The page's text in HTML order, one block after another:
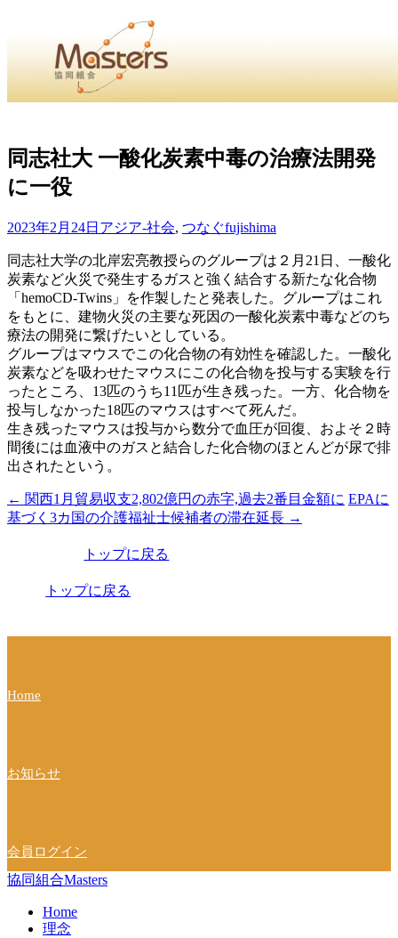
せ・
・Home・ ・理 念・ ・沿 革・ ・組織図・ ・会
協同組合Masters／
国土交通省・経済産業省・農林水産省・厚生労働省 認可
Masters組合員ログイン
同志社大 一酸化炭素中毒の治療法開発
に一役
2023年2月24日 アジア-社会, つなぐfujishima
同志社大学の北岸宏亮教授らのグループは２月21日、一酸化
炭素など火災で発生するガスと強く結合する新たな化合物
「hemoCD-Twins」を作製したと発表した。グループはこれ
をもとに、建物火災の主要な死因の一酸化炭素中毒などのち
療法の開発に繋げたいとしている。
グループはマウスでこの化合物の有効性を確認した。一酸化
炭素などを吸わせたマウスにこの化合物を投与する実験を行
ったところ、13匹のうち11匹が生き残った。一方、化合物を
投与しなかった18匹のマウスはすべて死んだ。
生き残ったマウスは投与から数分で血圧が回復、およそ２時
間後には血液中のガスと結合した化合物のほとんどが尿で排
出されたという。
投
稿
ョ
← 関西1月貿易収支2,802億円の赤字,過去2番目金額に EPAに
基づく3カ国の介護福祉士候補者の滞在延長 →
トップに戻る
トップに戻る
Home
お知らせ
会員ログイン
協同組合Masters
Home
理念